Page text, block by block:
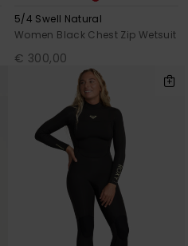
5/4 Swell Natural
Women Black Chest Zip Wetsuit
€ 300,00